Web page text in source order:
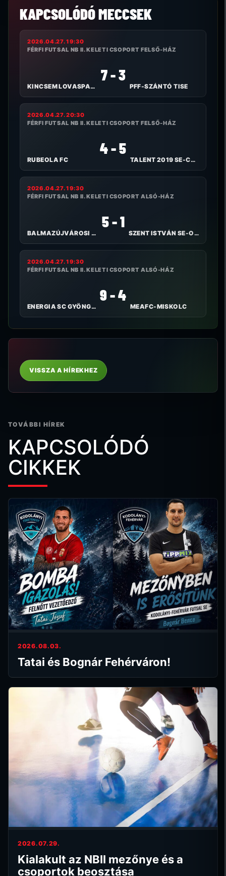
KAPCSOLÓDÓ MECCSEK
2026.04.27. 19:30
FÉRFI FUTSAL NB II. KELETI CSOPORT FELSŐ-HÁZ
KINCSEM LOVASPARK FUTSAL
7 - 3
PFF-SZÁNTÓ TISE
2026.04.27. 20:30
FÉRFI FUTSAL NB II. KELETI CSOPORT FELSŐ-HÁZ
RUBEOLA FC
4 - 5
TALENT 2019 SE-CH KLÍMA
2026.04.27. 19:30
FÉRFI FUTSAL NB II. KELETI CSOPORT ALSÓ-HÁZ
BALMAZÚJVÁROSI FC
5 - 1
SZENT ISTVÁN SE-OTP BANK
2026.04.27. 19:30
FÉRFI FUTSAL NB II. KELETI CSOPORT ALSÓ-HÁZ
ENERGIA SC GYÖNGYÖS
9 - 4
MEAFC-MISKOLC
VISSZA A HÍREKHEZ
TOVÁBBI HÍREK
KAPCSOLÓDÓ
CIKKEK
2026.08.03.
Tatai és Bognár Fehérváron!
2026.07.29.
Kialakult az NBII mezőnye és a
csoportok beosztása